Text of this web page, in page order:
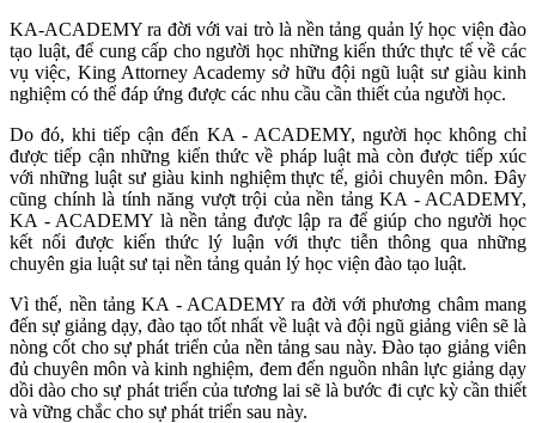
KA-ACADEMY ra đời với vai trò là nền tảng quản lý học viện đào
tạo luật, để cung cấp cho người học những kiến thức thực tế về các
vụ việc, King Attorney Academy sở hữu đội ngũ luật sư giàu kinh
nghiệm có thể đáp ứng được các nhu cầu cần thiết của người học.
Do đó, khi tiếp cận đến KA - ACADEMY, người học không chỉ
được tiếp cận những kiến thức về pháp luật mà còn được tiếp xúc
với những luật sư giàu kinh nghiệm thực tế, giỏi chuyên môn. Đây
cũng chính là tính năng vượt trội của nền tảng KA - ACADEMY,
KA - ACADEMY là nền tảng được lập ra để giúp cho người học
kết nối được kiến thức lý luận với thực tiễn thông qua những
chuyên gia luật sư tại nền tảng quản lý học viện đào tạo luật.
Vì thế, nền tảng KA - ACADEMY ra đời với phương châm mang
đến sự giảng dạy, đào tạo tốt nhất về luật và đội ngũ giảng viên sẽ là
nòng cốt cho sự phát triển của nền tảng sau này. Đào tạo giảng viên
đủ chuyên môn và kinh nghiệm, đem đến nguồn nhân lực giảng dạy
dồi dào cho sự phát triển của tương lai sẽ là bước đi cực kỳ cần thiết
và vững chắc cho sự phát triển sau này.